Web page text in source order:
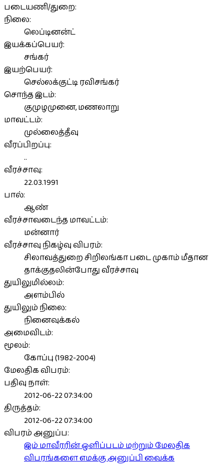
படையணி/துறை:
நிலை:
லெப்டினன்ட்
இயக்கப்பெயர்:
சங்கர்
இயற்பெயர்:
செல்லக்குட்டி ரவிசங்கர்
சொந்த இடம்:
குமுழமுனை, மணலாறு
மாவட்டம்:
முல்லைத்தீவு
வீரப்பிறப்பு:
..
வீரச்சாவு:
22.03.1991
பால்:
ஆண்
வீரச்சாவடைந்த மாவட்டம்:
மன்னார்
வீரச்சாவு நிகழ்வு விபரம்:
சிலாவத்துறை சிறிலங்கா படை முகாம் மீதான
தாக்குதலின்போது வீரச்சாவு
துயிலுமில்லம்:
அளம்பில்
துயிலும் நிலை:
நினைவுக்கல்
அமைவிடம்:
மூலம்:
கோப்பு (1982-2004)
மேலதிக விபரம்:
பதிவு நாள்:
2012-06-22 07:34:00
திருத்தம்:
2012-06-22 07:34:00
விபரம் அனுப்ப:
இம் மாவீரரின் ஒளிப்படம் மற்றும் மேலதிக
விபரங்களை எமக்கு அனுப்பி வைக்க